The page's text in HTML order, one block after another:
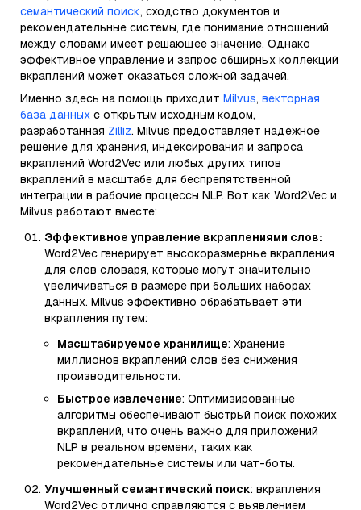
семантический поиск, сходство документов и
рекомендательные системы, где понимание отношений
между словами имеет решающее значение. Однако
эффективное управление и запрос обширных коллекций
вкраплений может оказаться сложной задачей.
Именно здесь на помощь приходит Milvus, векторная
база данных с открытым исходным кодом,
разработанная Zilliz. Milvus предоставляет надежное
решение для хранения, индексирования и запроса
вкраплений Word2Vec или любых других типов
вкраплений в масштабе для беспрепятственной
интеграции в рабочие процессы NLP. Вот как Word2Vec и
Milvus работают вместе:
Эффективное управление вкраплениями слов:
Word2Vec генерирует высокоразмерные вкрапления
для слов словаря, которые могут значительно
увеличиваться в размере при больших наборах
данных. Milvus эффективно обрабатывает эти
вкрапления путем:
Масштабируемое хранилище: Хранение
миллионов вкраплений слов без снижения
производительности.
Быстрое извлечение: Оптимизированные
алгоритмы обеспечивают быстрый поиск похожих
вкраплений, что очень важно для приложений
NLP в реальном времени, таких как
рекомендательные системы или чат-боты.
Улучшенный семантический поиск: вкрапления
Word2Vec отлично справляются с выявлением